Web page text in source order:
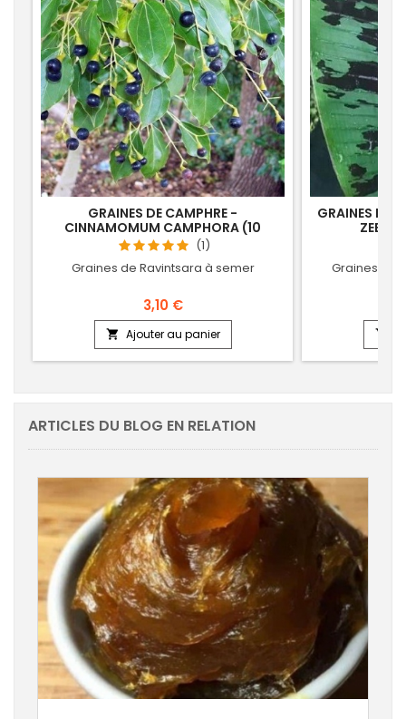
GRAINES DE CAMPHRE -
CINNAMOMUM CAMPHORA (10
SEMENCES)(1)
Graines de Ravintsara à semer
3,10 €
 Ajouter au panier
GRAINES DE
Graines de

ARTICLES DU BLOG EN RELATION